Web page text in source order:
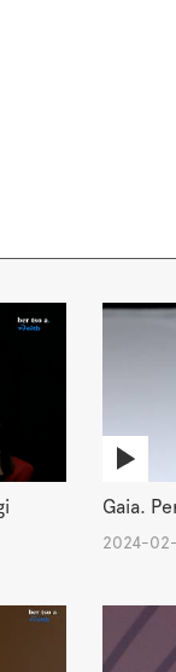
Gaia.
2024-